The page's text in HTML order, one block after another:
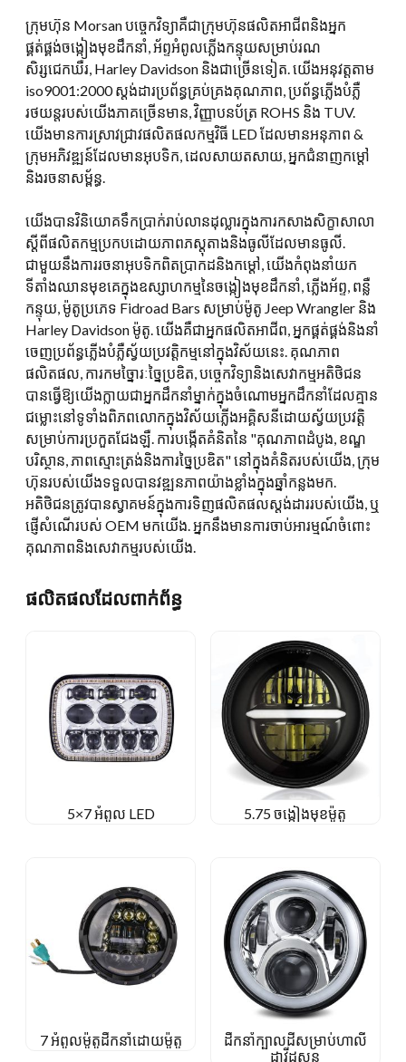
ក្រុមហ៊ុន Morsan បច្ចេកវិទ្យាគឺជាក្រុមហ៊ុនផលិតអាជីពនិងអ្នក
ផ្គត់ផ្គង់ចង្កៀងមុខដឹកនាំ, អ័ព្ទអំពូលភ្លើងកន្ទុយសម្រាប់រណ
សិរ្សជេកឃឺរ, Harley Davidson និងជាច្រើនទៀត. យើងអនុវត្តតាម
iso9001:2000 ស្តង់ដារប្រព័ន្ធគ្រប់គ្រងគុណភាព, ប្រព័ន្ធភ្លើងបំភ្លឺ
រថយន្តរបស់យើងភាគច្រើនមាន, វិញ្ញាបនប័ត្រ ROHS និង TUV.
យើងមានការស្រាវជ្រាវផលិតផលកម្មវិធី LED ដែលមានអនុភាព &
ក្រុមអភិវឌ្ឍន៍ដែលមានអុបទិក, ដេលសាយតសាយ, អ្នកជំនាញកម្តៅ
និងរចនាសម្ព័ន្ធ.
យើងបានវិនិយោគទឹកប្រាក់រាប់លានដុល្លារក្នុងការកសាងសិក្ខាសាលា
ស្តីពីផលិតកម្មប្រកបដោយភាពភស្តុតាងនិងធូលីដែលមានធូលី.
ជាមួយនឹងការរចនាអុបទិកពិតប្រាកដនិងកម្ដៅ, យើងកំពុងនាំយក
ទីតាំងឈានមុខគេក្នុងឧស្សាហកម្មនៃចង្កៀងមុខដឹកនាំ, ភ្លើងអ័ព្ទ, ពន្លឺ
កន្ទុយ, ម៉ូតូប្រភេទ Fidroad Bars សម្រាប់ម៉ូតូ Jeep Wrangler និង
Harley Davidson ម៉ូតូ. យើងគឺជាអ្នកផលិតអាជីព, អ្នកផ្គត់ផ្គង់និងនាំ
ចេញប្រព័ន្ធភ្លើងបំភ្លឺស្វ័យប្រវត្តិកម្មនៅក្នុងវិស័យនេះ. គុណភាព
ផលិតផល, ការកមច្នៃារៈច្នៃប្រឌិត, បច្ចេកវិទ្យានិងសេវាកម្មអតិថិជន
បានធ្វើឱ្យយើងក្លាយជាអ្នកដឹកនាំម្នាក់ក្នុងចំណោមអ្នកដឹកនាំដែលគ្មាន
ជម្លោះនៅទូទាំងពិភពលោកក្នុងវិស័យភ្លើងអគ្គិសនីដោយស្វ័យប្រវត្តិ
សម្រាប់ការប្រកួតជែងឡឺ. ការបង្កើតគំនិតនៃ "គុណភាពដំបូង, ខណ្ឌ
បរិស្ថាន, ភាពស្មោះត្រង់និងការច្នៃប្រឌិត" នៅក្នុងគំនិតរបស់យើង, ក្រុម
ហ៊ុនរបស់យើងទទួលបានវឌ្ឍនភាពយ៉ាងខ្លាំងក្នុងឆ្នាំកន្លងមក.
អតិថិជនត្រូវបានស្វាគមន៍ក្នុងការទិញផលិតផលស្តង់ដាររបស់យើង, ឬ
ផ្ញើសំណើរបស់ OEM មកយើង. អ្នកនឹងមានការចាប់អារម្មណ៍ចំពោះ
គុណភាពនិងសេវាកម្មរបស់យើង.
ផលិតផលដែលពាក់ព័ន្ធ
5×7 អំពូល LED 5.75 ចង្កៀងមុខម៉ូតូ
7 អំពូលម៉ូតូដឹកនាំដោយម៉ូតូ
ដឹកនាំក្បាលដីសម្រាប់ហាលី
ដាវីដសុន